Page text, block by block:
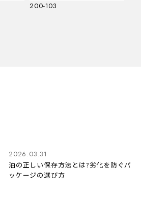
200-103
2026.03.31
油の正しい保存方法とは?劣化を防ぐパ
ッケージの選び方